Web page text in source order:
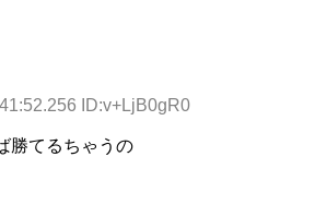
ID:v+LjB0gR0
勝てるちゃうの